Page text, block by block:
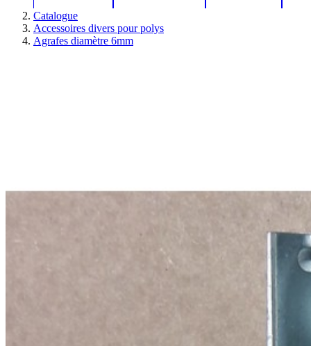
Catalogue
Accessoires divers pour polys
Agrafes diamètre 6mm